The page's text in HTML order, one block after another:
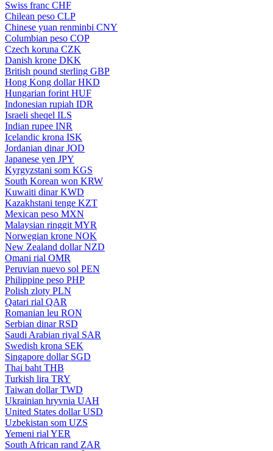
Swiss franc CHF
Chilean peso CLP
Chinese yuan renminbi CNY
Columbian peso COP
Czech koruna CZK
Danish krone DKK
British pound sterling GBP
Hong Kong dollar HKD
Hungarian forint HUF
Indonesian rupiah IDR
Israeli sheqel ILS
Indian rupee INR
Icelandic krona ISK
Jordanian dinar JOD
Japanese yen JPY
Kyrgyzstani som KGS
South Korean won KRW
Kuwaiti dinar KWD
Kazakhstani tenge KZT
Mexican peso MXN
Malaysian ringgit MYR
Norwegian krone NOK
New Zealand dollar NZD
Omani rial OMR
Peruvian nuevo sol PEN
Philippine peso PHP
Polish zloty PLN
Qatari rial QAR
Romanian leu RON
Serbian dinar RSD
Saudi Arabian riyal SAR
Swedish krona SEK
Singapore dollar SGD
Thai baht THB
Turkish lira TRY
Taiwan dollar TWD
Ukrainian hryvnia UAH
United States dollar USD
Uzbekistan som UZS
Yemeni rial YER
South African rand ZAR